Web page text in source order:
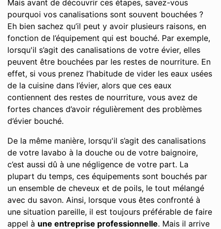
Mais avant de découvrir ces étapes, savez-vous
pourquoi vos canalisations sont souvent bouchées ?
Eh bien sachez qu’il peut y avoir plusieurs raisons, en
fonction de l’équipement qui est bouché. Par exemple,
lorsqu'il s’agit des canalisations de votre évier, elles
peuvent être bouchées par les restes de nourriture. En
effet, si vous prenez l’habitude de vider les eaux usées
de la cuisine dans l’évier, alors que ces eaux
contiennent des restes de nourriture, vous avez de
fortes chances d’avoir régulièrement des problèmes
d’évier bouché.
De la même manière, lorsqu'il s’agit des canalisations
de votre lavabo à la douche ou de votre baignoire,
c’est aussi dû à une négligence de votre part. La
plupart du temps, ces équipements sont bouchés par
un ensemble de cheveux et de poils, le tout mélangé
avec du savon. Ainsi, lorsque vous êtes confronté à
une situation pareille, il est toujours préférable de faire
appel à une entreprise professionnelle. Mais il arrive